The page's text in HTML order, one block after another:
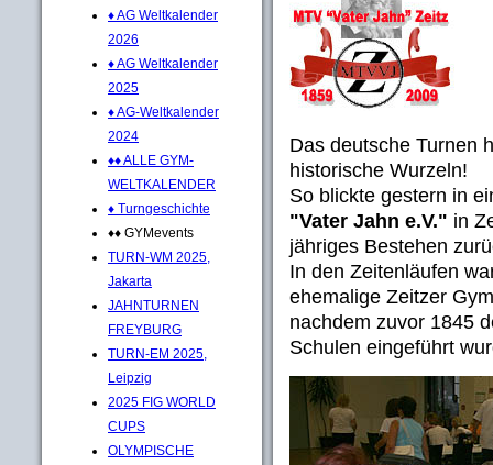
♦ AG Weltkalender
2026
♦ AG Weltkalender
2025
♦ AG-Weltkalender
2024
♦♦ ALLE GYM-
WELTKALENDER
♦ Turngeschichte
♦♦ GYMevents
TURN-WM 2025,
Jakarta
JAHNTURNEN
FREYBURG
TURN-EM 2025,
Leipzig
2025 FIG WORLD
CUPS
OLYMPISCHE
Das deutsche Turnen
historische Wurzeln!
So blickte gestern in
"Vater Jahn e.V." in
jähriges Bestehen
In den Zeitenläufen
ehemalige Zeitzer
nachdem zuvor 1845
Schulen eingeführt